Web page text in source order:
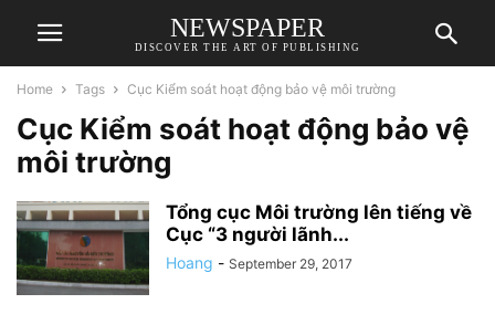
NEWSPAPER
DISCOVER THE ART OF PUBLISHING
Home Tags Cục Kiểm soát hoạt động bảo vệ môi trường
Cục Kiểm soát hoạt động bảo vệ
môi trường
Tổng cục Môi trường lên tiếng về
Cục “3 người lãnh...
Hoang - September 29, 2017